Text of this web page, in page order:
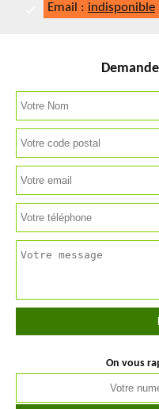
Email : indisponible
On vous